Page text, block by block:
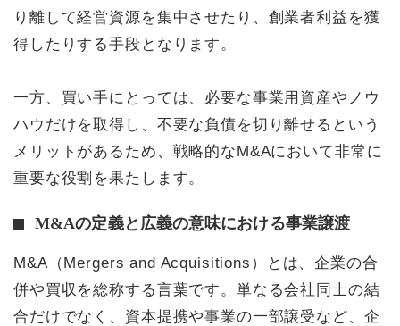
り離して経営資源を集中させたり、創業者利益を獲
得したりする手段となります。
一方、買い手にとっては、必要な事業用資産やノウ
ハウだけを取得し、不要な負債を切り離せるという
メリットがあるため、戦略的なM&Aにおいて非常に
重要な役割を果たします。
M&Aの定義と広義の意味における事業譲渡
M&A（Mergers and Acquisitions）とは、企業の合
併や買収を総称する言葉です。単なる会社同士の結
合だけでなく、資本提携や事業の一部譲受など、企